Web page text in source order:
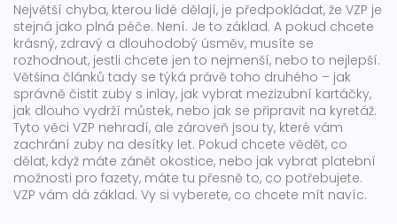
Největší chyba, kterou lidé dělají, je předpokládat, že VZP je
stejná jako plná péče. Není. Je to základ. A pokud chcete
krásný, zdravý a dlouhodobý úsměv, musíte se
rozhodnout, jestli chcete jen to nejmenší, nebo to nejlepší.
Většina článků tady se týká právě toho druhého – jak
správně čistit zuby s inlay, jak vybrat mezizubní kartáčky,
jak dlouho vydrží můstek, nebo jak se připravit na kyretáž.
Tyto věci VZP nehradí, ale zároveň jsou ty, které vám
zachrání zuby na desítky let. Pokud chcete vědět, co
dělat, když máte zánět okostice, nebo jak vybrat platební
možnosti pro fazety, máte tu přesně to, co potřebujete.
VZP vám dá základ. Vy si vyberete, co chcete mít navíc.